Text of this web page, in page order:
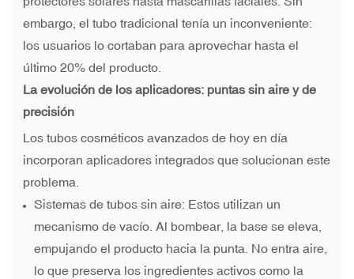
embargo, el tubo tradicional tenía un inconveniente:
los usuarios lo cortaban para aprovechar hasta el
último 20% del producto.
La evolución de los aplicadores: puntas sin aire y de
precisión
Los tubos cosméticos avanzados de hoy en día
incorporan aplicadores integrados que solucionan este
problema.
Sistemas de tubos sin aire: Estos utilizan un
mecanismo de vacío. Al bombear, la base se eleva,
empujando el producto hacia la punta. No entra aire,
lo que preserva los ingredientes activos como la